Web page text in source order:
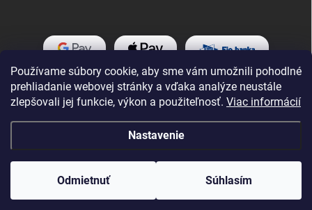
Používame súbory cookie, aby sme vám umožnili pohodlné
prehliadanie webovej stránky a vďaka analýze neustále
zlepšovali jej funkcie, výkon a použiteľnosť. Viac informácií
Nastavenie
Odmietnuť Súhlasím
Vytvoril Shoptet
Copyright 2026LacneDarceky.sk . Všetky práva vyhradené.